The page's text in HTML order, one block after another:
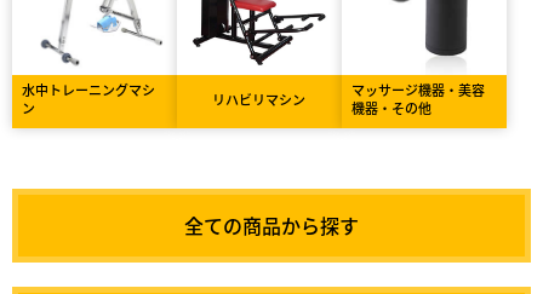
水中トレーニングマシ
ン
リハビリマシン
マッサージ機器・美容
機器・その他
全ての商品から探す